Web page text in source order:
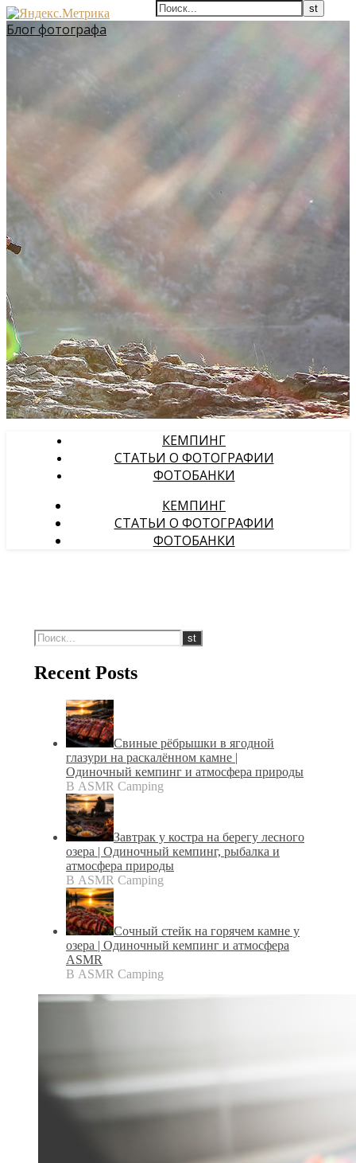
Блог фотографа
КЕМПИНГ
СТАТЬИ О ФОТОГРАФИИ
ФОТОБАНКИ
КЕМПИНГ
СТАТЬИ О ФОТОГРАФИИ
ФОТОБАНКИ
Recent Posts
Свиные рёбрышки в ягодной
глазури на раскалённом камне |
Одиночный кемпинг и атмосфера природы
В ASMR Camping
Завтрак у костра на берегу лесного
озера | Одиночный кемпинг, рыбалка и
атмосфера природы
В ASMR Camping
Сочный стейк на горячем камне у
озера | Одиночный кемпинг и атмосфера
ASMR
В ASMR Camping